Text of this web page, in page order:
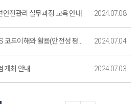
전관리 실무과정 교육 안내 2024.07.08
[한국방사선진흥협회] 'PHITS 코드이해와 활용(안전성 평가 및 적용)' 교육 안내 2024.07.04
개최 안내 2024.07.03